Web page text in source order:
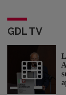
GDL TV